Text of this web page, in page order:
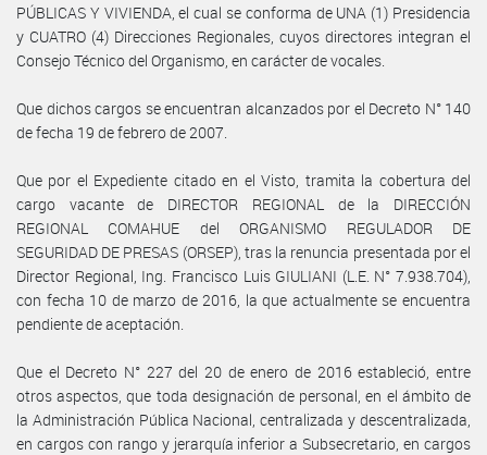
PÚBLICAS Y VIVIENDA, el cual se conforma de UNA (1) Presidencia
y CUATRO (4) Direcciones Regionales, cuyos directores integran el
Consejo Técnico del Organismo, en carácter de vocales.
Que dichos cargos se encuentran alcanzados por el Decreto N° 140
de fecha 19 de febrero de 2007.
Que por el Expediente citado en el Visto, tramita la cobertura del
cargo vacante de DIRECTOR REGIONAL de la DIRECCIÓN
REGIONAL COMAHUE del ORGANISMO REGULADOR DE
SEGURIDAD DE PRESAS (ORSEP), tras la renuncia presentada por el
Director Regional, Ing. Francisco Luis GIULIANI (L.E. N° 7.938.704),
con fecha 10 de marzo de 2016, la que actualmente se encuentra
pendiente de aceptación.
Que el Decreto N° 227 del 20 de enero de 2016 estableció, entre
otros aspectos, que toda designación de personal, en el ámbito de
la Administración Pública Nacional, centralizada y descentralizada,
en cargos con rango y jerarquía inferior a Subsecretario, en cargos